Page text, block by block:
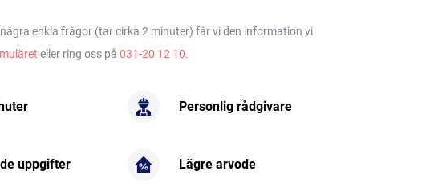
enkla frågor (tar cirka 2 minuter) får vi den information vi
eller ring oss på 031-20 12 10.
Personlig rådgivare
uppgifter Lägre arvode